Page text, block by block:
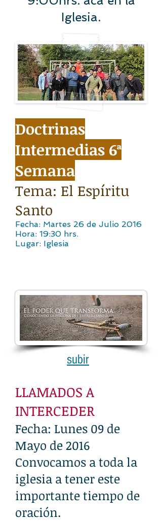
Iglesia.
Doctrinas
Intermedias 6ª
Semana
Tema: El Espíritu
Santo
Fecha: Martes 26 de Julio 2016
Hora: 19:30 hrs.
Lugar: Iglesia
subir
LLAMADOS A
INTERCEDER
Fecha: Lunes 09 de
Mayo de 2016
Convocamos a toda la
iglesia a tener este
importante tiempo de
oración.